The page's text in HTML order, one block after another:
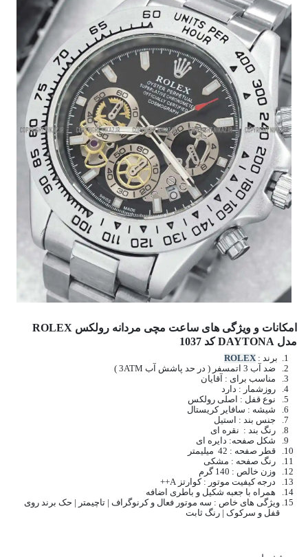
امکانات و ویژگی های ساعت مچی مردانه رولکس ROLEX
مدل DAYTONA کد 1037
برند :ROLEX
ضد آب 3 اتمسفر ( در حد پاشش آب 3ATM )
مناسب برای : آقایان
روزشمار : دارد
نوع قفل : اصلی رولکس
شیشه : سافایر کریستال
جنس بند : استیل
رنگ بند : نقره ای
شکل صفحه: دایره ای
قطر صفحه : 42 میلیمتر
رنگ صفحه : مشکی
وزن خالص : 140 گرم
درجه کیفیت موتور : کوارتز A++
همراه با جعبه شکیل و باطری اضافه
ویژگی های خاص : سه موتور فعال و کرنوگراف | تاچیمتر | حک برند روی
قفل و سرکوک | رنگ ثابت